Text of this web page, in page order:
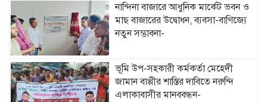
নান্দিনা বাজারে আধুনিক মার্কেট ভবন ও
মাছ বাজারের উদ্বোধন, ব্যবসা-বাণিজ্যে
নতুন সম্ভাবনা-
ভূমি উপ-সহকারী কর্মকর্তা মেহেদী
জামান বাপ্পীর শাস্তির দাবিতে নরুন্দি
এলাকাবাসীর মানববন্ধন-